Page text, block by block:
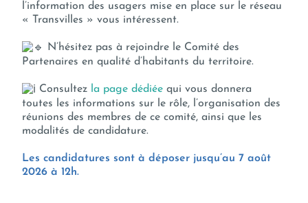
l’information des usagers mise en place sur le réseau
« Transvilles » vous intéressent.
N’hésitez pas à rejoindre le Comité des
Partenaires en qualité d’habitants du territoire.
Consultez la page dédiée qui vous donnera
toutes les informations sur le rôle, l’organisation des
réunions des membres de ce comité, ainsi que les
modalités de candidature.
Les candidatures sont à déposer jusqu’au 7 août
2026 à 12h.